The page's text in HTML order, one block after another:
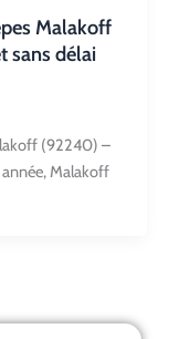
Malakoff
sans délai
(92240) –
Malakoff